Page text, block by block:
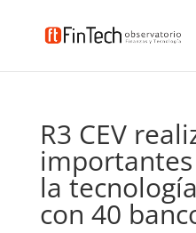
R3 CEV
la
con 40